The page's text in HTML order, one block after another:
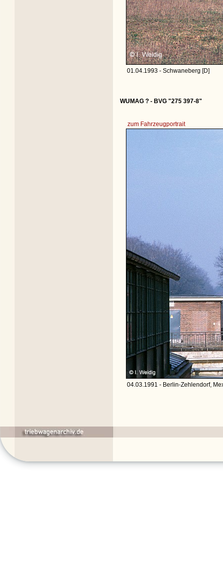
01.04.1993 - Schwaneberg [D]
WUMAG ? - BVG "275 397-8"
zum Fahrzeugportrait
04.03.1991 - Berlin-Zehlendorf,